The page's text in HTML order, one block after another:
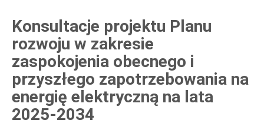
Konsultacje projektu Planu
rozwoju w zakresie
zaspokojenia obecnego i
przyszłego zapotrzebowania na
energię elektryczną na lata
2025-2034